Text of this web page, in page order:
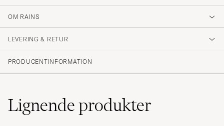
4.8
(28)
(0)
OM RAINS
LEVERING & RETUR
PRODUCENTINFORMATION
Lignendeprodukter